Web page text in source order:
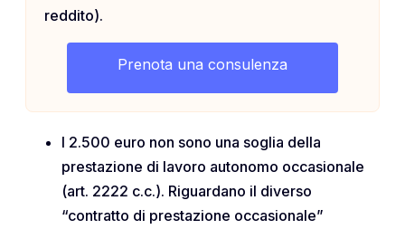
reddito).
Prenota una consulenza
I 2.500 euro non sono una soglia della
prestazione di lavoro autonomo occasionale
(art. 2222 c.c.). Riguardano il diverso
“contratto di prestazione occasionale”